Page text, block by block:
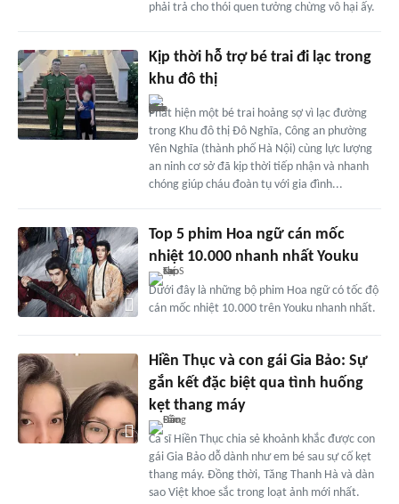
phải trả cho thói quen tưởng chừng vô hại ấy.
Kịp thời hỗ trợ bé trai đi lạc trong
khu đô thị
Phát hiện một bé trai hoảng sợ vì lạc đường
trong Khu đô thị Đô Nghĩa, Công an phường
Yên Nghĩa (thành phố Hà Nội) cùng lực lượng
an ninh cơ sở đã kịp thời tiếp nhận và nhanh
chóng giúp cháu đoàn tụ với gia đình...
Top 5 phim Hoa ngữ cán mốc
nhiệt 10.000 nhanh nhất Youku
Dưới đây là những bộ phim Hoa ngữ có tốc độ
cán mốc nhiệt 10.000 trên Youku nhanh nhất.
Hiền Thục và con gái Gia Bảo: Sự
gắn kết đặc biệt qua tình huống
kẹt thang máy
Ca sĩ Hiền Thục chia sẻ khoảnh khắc được con
gái Gia Bảo dỗ dành như em bé sau sự cố kẹt
thang máy. Đồng thời, Tăng Thanh Hà và dàn
sao Việt khoe sắc trong loạt ảnh mới nhất.